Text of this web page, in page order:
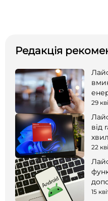
Редакція
29
від
22
15